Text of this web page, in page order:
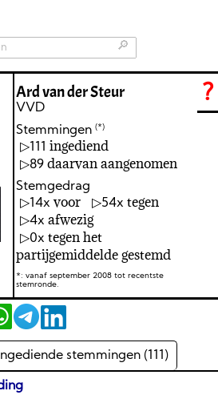
🔎
?
Ard van der Steur
VVD
Stemmingen (*)
111 ingediend
89 daarvan aangenomen
Stemgedrag
14
voor 54 tegen
4 afwezig
0
tegen het
partijgemiddelde gestemd
*: vanaf september 2008 tot recentste
stemronde.
stemmingen (111)